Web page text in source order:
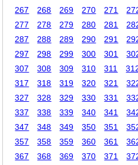
267 268 269 270 271
277
278 279 280 281
287
288 289 290 291
297
298 299 300 301
307
308 309 310 311
317
318 319 320 321
327
328 329 330 331
337
338 339 340 341
347
348 349 350 351
357
358 359 360 361
367
368 369 370 371